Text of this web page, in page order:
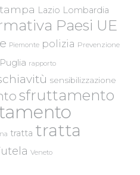
Lazio Lombardia
Paesi UE
Piemonte polizia Prevenzione
Puglia rapporto
sensibilizzazione
sfruttamento
tratta tratta
Veneto